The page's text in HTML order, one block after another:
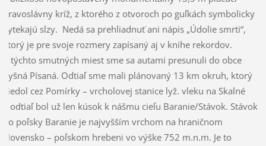
pravoslávny kríž, z ktorého z otvoroch po guľkách symbolicky
vytekajú slzy. Nedá sa prehliadnuť ani nápis „Údolie smrti“,
ktorý je pre svoje rozmery zapísaný aj v knihe rekordov.
Z týchto smutných miest sme sa autami presunuli do obce
Vyšná Písaná. Odtiaľ sme mali plánovaný 13 km okruh, ktorý
viedol cez Pomírky – vrcholovej stanice lyž. vleku na Skalné
a odtiaľ bol už len kúsok k nášmu cieľu Baranie/Stávok. Stávok,
po poľsky Baranie je najvyšším vrchom na hraničnom
Slovensko – poľskom hrebeni vo výške 752 m.n.m. Je to